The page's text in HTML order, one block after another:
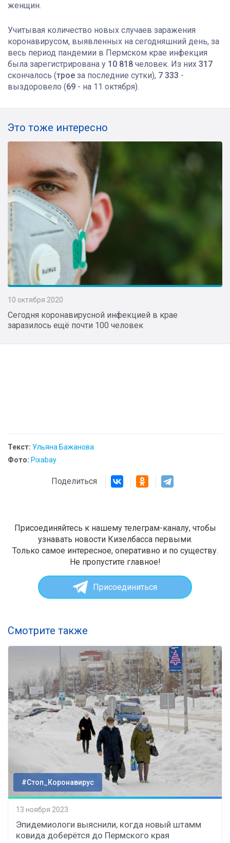
женщин.
Учитывая количество новых случаев заражения
коронавирусом, выявленных на сегодняшний день, за
весь период пандемии в Пермском крае инфекция
была зарегистрирована у 10 818 человек. Из них 317
скончалось (трое за последние сутки), 7 333 -
выздоровело (69 - на 11 октября).
Это тоже интересно
10 октября 2020
Сегодня коронавирусной инфекцией в крае
заразилось ещё почти 100 человек
Текст: Ульяна Бажанова
Фото: Pixabay
Поделиться
Присоединяйтесь к нашему телеграм-каналу, чтобы
узнавать новости Кизелбасса первыми.
Только самое интересное, оперативно и по существу.
Не пропустите главное!
Присоединиться
Смотрите также
#Стоп_Коронавирус
13 ноября 2023
Эпидемиологи выяснили, когда новый штамм
ковида доберётся до Пермского края